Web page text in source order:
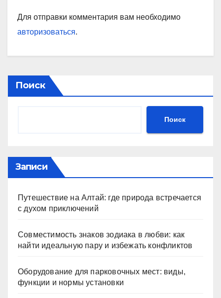
Для отправки комментария вам необходимо
авторизоваться.
Поиск
Поиск
Записи
Путешествие на Алтай: где природа встречается
с духом приключений
Совместимость знаков зодиака в любви: как
найти идеальную пару и избежать конфликтов
Оборудование для парковочных мест: виды,
функции и нормы установки